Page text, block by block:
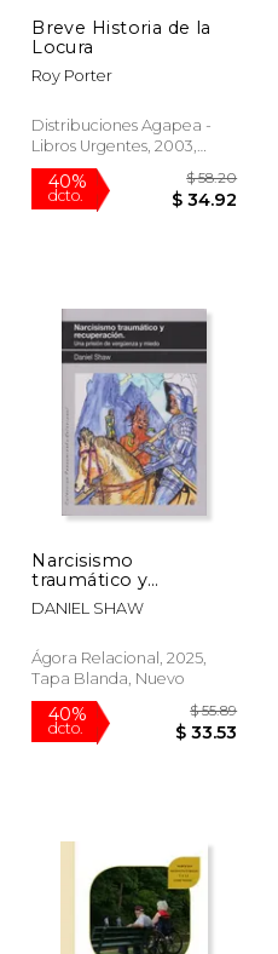
Breve Historia de la
Locura
Roy Porter
Distribuciones Agapea -
Libros Urgentes, 2003,
Tapa Blanda, Nuevo
40%
Narcisismo
traumático y
recuperación. Una
prisión de vergüenza
DANIEL SHAW
Ágora Relacional, 2025,
Tapa Blanda, Nuevo